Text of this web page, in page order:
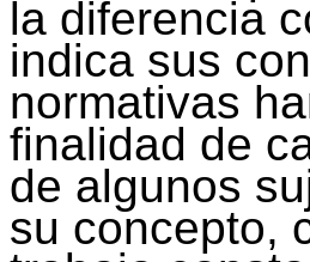
la diferencia
indica sus
normativas
finalidad de
de algunos
su concepto,